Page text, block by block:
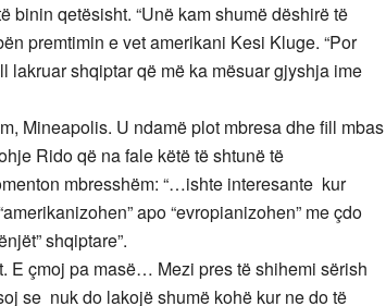
binin qetësisht. “Unë kam shumë dëshirë të
premtimin e vet amerikani Kesi Kluge. “Por
lakruar shqiptar që më ka mësuar gjyshja ime
Mineapolis. U ndamë plot mbresa dhe fill mbas
Rido që na fale këtë të shtunë të
mbresshëm: “…ishte interesante kur
apo “evropianizohen” me çdo
shqiptare”.
E çmoj pa masë… Mezi pres të shihemi sërish
se nuk do lakojë shumë kohë kur ne do të